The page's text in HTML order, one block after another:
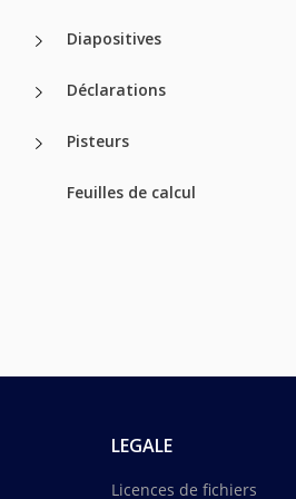
Diapositives
Déclarations
Pisteurs
Feuilles de calcul
LEGALE
Licences de fichiers